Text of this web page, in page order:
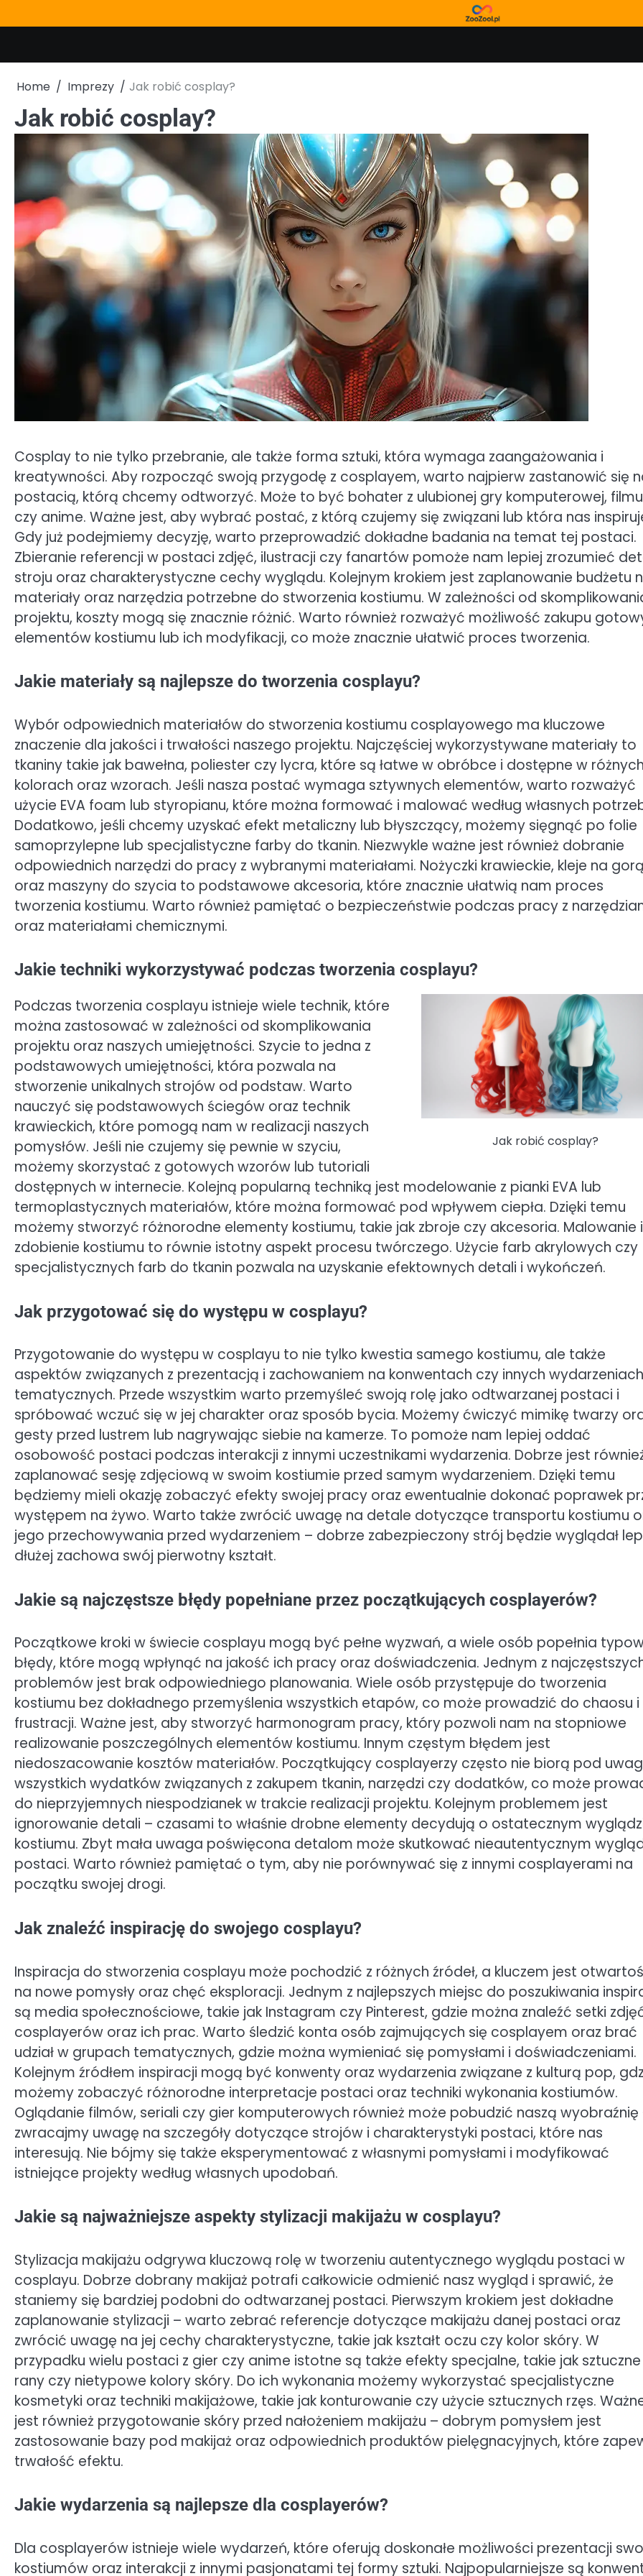
to
Home Imprezy Jak robić cosplay?
Jak robić cosplay?
Cosplay to nie tylko przebranie, ale także forma sztuki, która wymaga zaangażowania i
kreatywności. Aby rozpocząć swoją przygodę z cosplayem, warto najpierw zastanowić się
postacią, którą chcemy odtworzyć. Może to być bohater z ulubionej gry komputerowej, filmu
czy anime. Ważne jest, aby wybrać postać, z którą czujemy się związani lub która nas
Gdy już podejmiemy decyzję, warto przeprowadzić dokładne badania na temat tej postaci.
Zbieranie referencji w postaci zdjęć, ilustracji czy fanartów pomoże nam lepiej zrozumieć
stroju oraz charakterystyczne cechy wyglądu. Kolejnym krokiem jest zaplanowanie budżetu
materiały oraz narzędzia potrzebne do stworzenia kostiumu. W zależności od
projektu, koszty mogą się znacznie różnić. Warto również rozważyć możliwość zakupu
elementów kostiumu lub ich modyfikacji, co może znacznie ułatwić proces tworzenia.
Jakie materiały są najlepsze do tworzenia cosplayu?
Wybór odpowiednich materiałów do stworzenia kostiumu cosplayowego ma kluczowe
znaczenie dla jakości i trwałości naszego projektu. Najczęściej wykorzystywane materiały to
tkaniny takie jak bawełna, poliester czy lycra, które są łatwe w obróbce i dostępne w różnych
kolorach oraz wzorach. Jeśli nasza postać wymaga sztywnych elementów, warto rozważyć
użycie EVA foam lub styropianu, które można formować i malować według własnych
Dodatkowo, jeśli chcemy uzyskać efekt metaliczny lub błyszczący, możemy sięgnąć po folie
samoprzylepne lub specjalistyczne farby do tkanin. Niezwykle ważne jest również dobranie
odpowiednich narzędzi do pracy z wybranymi materiałami. Nożyczki krawieckie, kleje na
oraz maszyny do szycia to podstawowe akcesoria, które znacznie ułatwią nam proces
tworzenia kostiumu. Warto również pamiętać o bezpieczeństwie podczas pracy z
oraz materiałami chemicznymi.
Jakie techniki wykorzystywać podczas tworzenia cosplayu?
Jak robić cosplay?
Podczas tworzenia cosplayu istnieje wiele technik, które
można zastosować w zależności od skomplikowania
projektu oraz naszych umiejętności. Szycie to jedna z
podstawowych umiejętności, która pozwala na
stworzenie unikalnych strojów od podstaw. Warto
nauczyć się podstawowych ściegów oraz technik
krawieckich, które pomogą nam w realizacji naszych
pomysłów. Jeśli nie czujemy się pewnie w szyciu,
możemy skorzystać z gotowych wzorów lub tutoriali
dostępnych w internecie. Kolejną popularną techniką jest modelowanie z pianki EVA lub
termoplastycznych materiałów, które można formować pod wpływem ciepła. Dzięki temu
możemy stworzyć różnorodne elementy kostiumu, takie jak zbroje czy akcesoria. Malowanie i
zdobienie kostiumu to równie istotny aspekt procesu twórczego. Użycie farb akrylowych czy
specjalistycznych farb do tkanin pozwala na uzyskanie efektownych detali i wykończeń.
Jak przygotować się do występu w cosplayu?
Przygotowanie do występu w cosplayu to nie tylko kwestia samego kostiumu, ale także
aspektów związanych z prezentacją i zachowaniem na konwentach czy innych wydarzeniach
tematycznych. Przede wszystkim warto przemyśleć swoją rolę jako odtwarzanej postaci i
spróbować wczuć się w jej charakter oraz sposób bycia. Możemy ćwiczyć mimikę twarzy
gesty przed lustrem lub nagrywając siebie na kamerze. To pomoże nam lepiej oddać
osobowość postaci podczas interakcji z innymi uczestnikami wydarzenia. Dobrze jest
zaplanować sesję zdjęciową w swoim kostiumie przed samym wydarzeniem. Dzięki temu
będziemy mieli okazję zobaczyć efekty swojej pracy oraz ewentualnie dokonać poprawek
występem na żywo. Warto także zwrócić uwagę na detale dotyczące transportu kostiumu
jego przechowywania przed wydarzeniem – dobrze zabezpieczony strój będzie wyglądał
dłużej zachowa swój pierwotny kształt.
Jakie są najczęstsze błędy popełniane przez początkujących cosplayerów?
Początkowe kroki w świecie cosplayu mogą być pełne wyzwań, a wiele osób popełnia
błędy, które mogą wpłynąć na jakość ich pracy oraz doświadczenia. Jednym z
problemów jest brak odpowiedniego planowania. Wiele osób przystępuje do tworzenia
kostiumu bez dokładnego przemyślenia wszystkich etapów, co może prowadzić do chaosu i
frustracji. Ważne jest, aby stworzyć harmonogram pracy, który pozwoli nam na stopniowe
realizowanie poszczególnych elementów kostiumu. Innym częstym błędem jest
niedoszacowanie kosztów materiałów. Początkujący cosplayerzy często nie biorą pod
wszystkich wydatków związanych z zakupem tkanin, narzędzi czy dodatków, co może
do nieprzyjemnych niespodzianek w trakcie realizacji projektu. Kolejnym problemem jest
ignorowanie detali – czasami to właśnie drobne elementy decydują o ostatecznym
kostiumu. Zbyt mała uwaga poświęcona detalom może skutkować nieautentycznym
postaci. Warto również pamiętać o tym, aby nie porównywać się z innymi cosplayerami na
początku swojej drogi.
Jak znaleźć inspirację do swojego cosplayu?
Inspiracja do stworzenia cosplayu może pochodzić z różnych źródeł, a kluczem jest
na nowe pomysły oraz chęć eksploracji. Jednym z najlepszych miejsc do poszukiwania
są media społecznościowe, takie jak Instagram czy Pinterest, gdzie można znaleźć setki
cosplayerów oraz ich prac. Warto śledzić konta osób zajmujących się cosplayem oraz brać
udział w grupach tematycznych, gdzie można wymieniać się pomysłami i doświadczeniami.
Kolejnym źródłem inspiracji mogą być konwenty oraz wydarzenia związane z kulturą pop,
możemy zobaczyć różnorodne interpretacje postaci oraz techniki wykonania kostiumów.
Oglądanie filmów, seriali czy gier komputerowych również może pobudzić naszą wyobraźnię
zwracajmy uwagę na szczegóły dotyczące strojów i charakterystyki postaci, które nas
interesują. Nie bójmy się także eksperymentować z własnymi pomysłami i modyfikować
istniejące projekty według własnych upodobań.
Jakie są najważniejsze aspekty stylizacji makijażu w cosplayu?
Stylizacja makijażu odgrywa kluczową rolę w tworzeniu autentycznego wyglądu postaci w
cosplayu. Dobrze dobrany makijaż potrafi całkowicie odmienić nasz wygląd i sprawić, że
staniemy się bardziej podobni do odtwarzanej postaci. Pierwszym krokiem jest dokładne
zaplanowanie stylizacji – warto zebrać referencje dotyczące makijażu danej postaci oraz
zwrócić uwagę na jej cechy charakterystyczne, takie jak kształt oczu czy kolor skóry. W
przypadku wielu postaci z gier czy anime istotne są także efekty specjalne, takie jak sztuczne
rany czy nietypowe kolory skóry. Do ich wykonania możemy wykorzystać specjalistyczne
kosmetyki oraz techniki makijażowe, takie jak konturowanie czy użycie sztucznych rzęs.
jest również przygotowanie skóry przed nałożeniem makijażu – dobrym pomysłem jest
zastosowanie bazy pod makijaż oraz odpowiednich produktów pielęgnacyjnych, które
trwałość efektu.
Jakie wydarzenia są najlepsze dla cosplayerów?
Dla cosplayerów istnieje wiele wydarzeń, które oferują doskonałe możliwości prezentacji
kostiumów oraz interakcji z innymi pasjonatami tej formy sztuki. Najpopularniejsze są